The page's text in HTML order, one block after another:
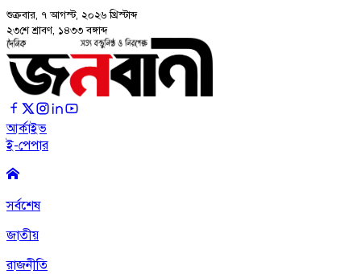
শুক্রবার, ৭ আগস্ট, ২০২৬ খ্রিস্টাব্দ
২৩শে শ্রাবণ, ১৪৩৩ বঙ্গাব্দ
আর্কাইভ
ই-পেপার
সর্বশেষ
জাতীয়
রাজনীতি